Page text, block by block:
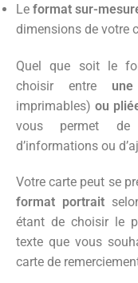
Le format sur-
dimensions de votre
Quel que soit le
choisir entre
imprimables) ou
vous permet de
d’informations ou
Votre carte peut se
format portrait
étant de choisir le
texte que vous
carte de